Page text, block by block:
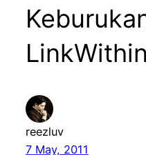
reezluv
7 May, 2011